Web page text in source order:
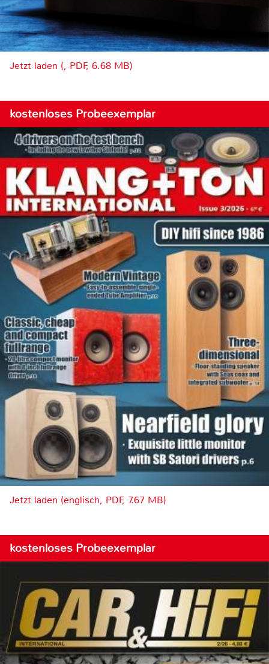
Jetzt laden (, PDF, 6.68 MB)
kostenloses Probeexemplar
Jetzt laden (englisch, PDF, 7.67 MB)
kostenloses Probeexemplar